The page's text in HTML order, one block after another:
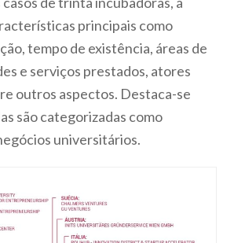
principais como
tempo de existência, áreas de
e serviços prestados, atores
outros aspectos. Destaca-se
são categorizadas como
universitários.